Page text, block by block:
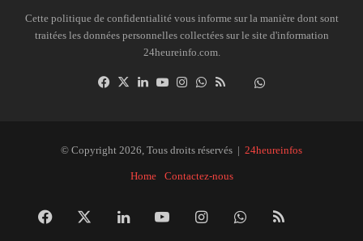
Cette politique de confidentialité vous informe sur la manière dont sont
traitées les données personnelles collectées sur le site d'information
24heureinfo.com.
Facebook
X LinkedinYouTubeInstagramWhatsAppDailymotion
© Copyright 2026, Tous droits réservés | 24heureinfos
Home Contactez-nous
Facebook LinkedinYouTubeInstagramWhatsApp
RSS